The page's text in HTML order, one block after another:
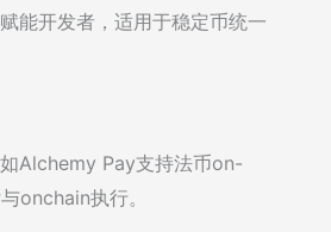
能开发者，适用于稳定币统一
Alchemy Pay支持法币on-
onchain执行。